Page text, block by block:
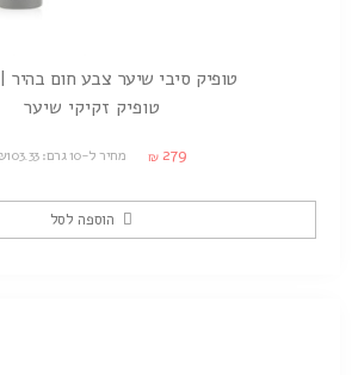
טופיק סיבי שיער צבע חום בהיר | 27 גרם
טופיק זקיקי שיער
₪ 279 מחיר ל-10 גרם: ₪103.33
הוספה לסל